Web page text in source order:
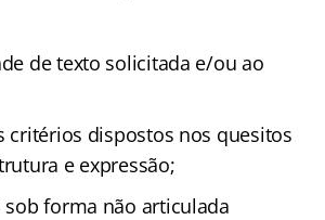
de texto solicitada e/ou ao
critérios dispostos nos quesitos
e expressão;
forma não articulada